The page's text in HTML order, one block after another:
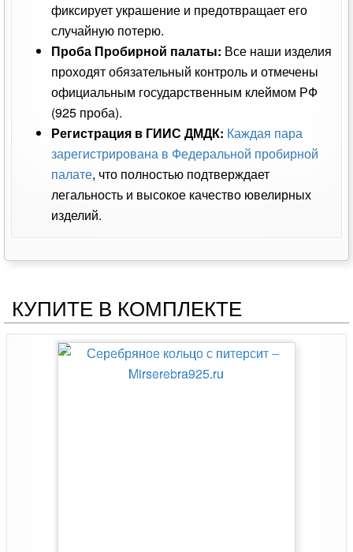
фиксирует украшение и предотвращает его
случайную потерю.
Проба Пробирной палаты: Все наши изделия
проходят обязательный контроль и отмечены
официальным государственным клеймом РФ
(925 проба).
Регистрация в ГИИС ДМДК: Каждая пара
зарегистрирована в Федеральной пробирной
палате, что полностью подтверждает
легальность и высокое качество ювелирных
изделий.
КУПИТЕ В КОМПЛЕКТЕ